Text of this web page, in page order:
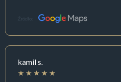
Źródło:
kamil s.